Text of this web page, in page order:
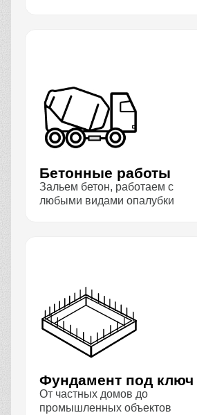
Бетонные работы
Зальем бетон, работаем с
любыми видами опалубки
Фундамент под ключ
От частных домов до
промышленных объектов